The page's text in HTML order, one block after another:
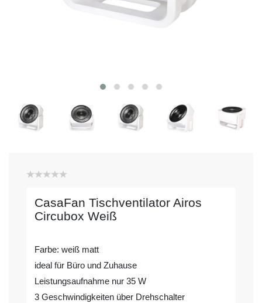
CasaFan Tischventilator Airos
Circubox Weiß
Farbe: weiß matt
ideal für Büro und Zuhause
Leistungsaufnahme nur 35 W
3 Geschwindigkeiten über Drehschalter